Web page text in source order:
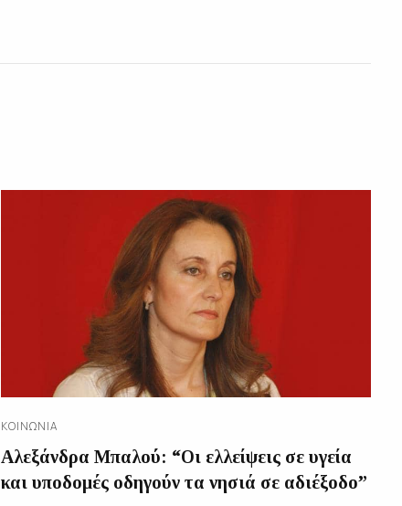
ΚΟΙΝΩΝΊΑ
Αλεξάνδρα Μπαλού: “Οι ελλείψεις σε υγεία
και υποδομές οδηγούν τα νησιά σε αδιέξοδο”